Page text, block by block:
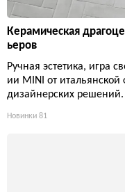
Керамическая
ьеров
Ручная эстетика, игра
ии MINI от
дизайнерских решений.
Новинки 81